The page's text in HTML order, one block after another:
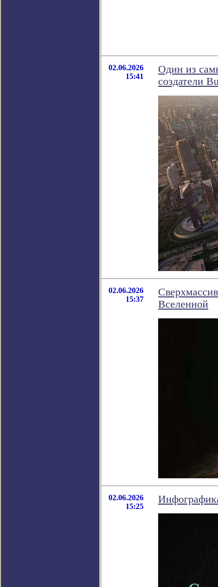
02.06.2026
15:41
Один из
создатели
02.06.2026
15:37
Вселенной
02.06.2026
15:25